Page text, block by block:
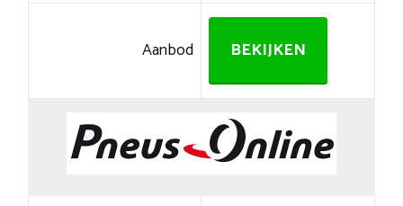
Aanbod BEKIJKEN